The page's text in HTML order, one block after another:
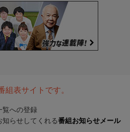
表サイトです。
覧への登録
らせしてくれる番組お知らせメール